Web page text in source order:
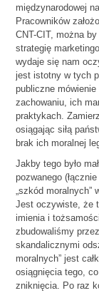
międzynarodowej
Pracowników
CNT-CIT, można
strategię
wydaje się nam
jest istotny w tych
publiczne
zachowaniu, ich
praktykach.
osiągając siłą
brak ich moralnej
Jakby tego było
pozwanego
„szkód moralnych”
Jest oczywiste, że
imienia i
zbudowaliśmy
skandalicznymi
moralnych” jest
osiągnięcia tego,
zniknięcia. Po raz